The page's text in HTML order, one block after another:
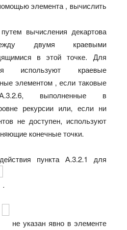
элемента , вычислить
вычисления декартова
двумя краевыми
в этой точке. Для
используют краевые
элементом , если таковые
выполненные в
рекурсии или, если ни
не доступен, используют
конечные точки.
пункта А.3.2.1 для
.
не указан явно в элементе